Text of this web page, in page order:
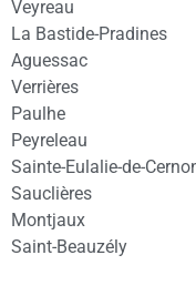
Veyreau
La Bastide-Pradines
Aguessac
Verrières
Paulhe
Peyreleau
Sainte-Eulalie-de-
Sauclières
Montjaux
Saint-Beauzély